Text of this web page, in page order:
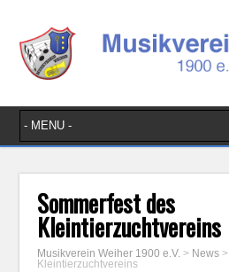
Sommerfest des
Kleintierzuchtvereins
Musikverein Weiher 1900 e.V. > News >
Kleintierzuchtvereins